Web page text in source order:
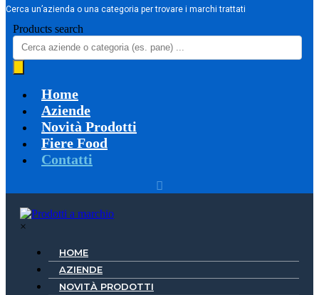
Cerca un’azienda o una categoria per trovare i marchi trattati
Products search
Home
Aziende
Novità Prodotti
Fiere Food
Contatti
×
HOME
AZIENDE
NOVITÀ PRODOTTI